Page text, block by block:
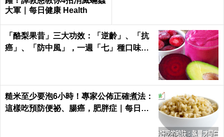
大軍｜每日健康 Health
「酪梨果昔」三大功效：「逆齡」、「抗
癌」、「防中風」，一週「七」種口味，
糙米至少要泡6小時！專家公佈正確煮法：
這樣吃預防便祕、腸癌，肥胖症｜每日健